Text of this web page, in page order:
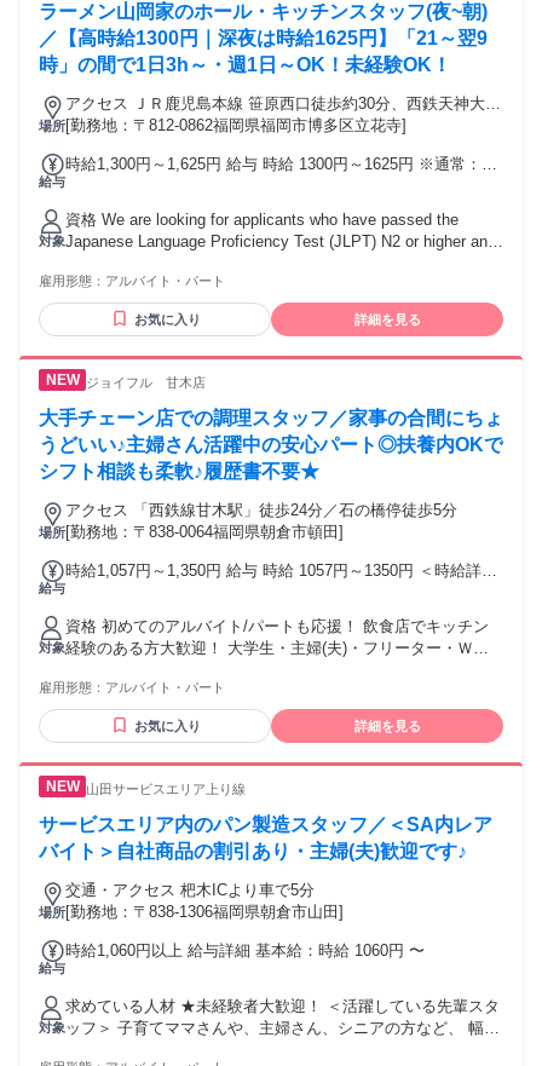
受けたい方など ✦・┈┈┈┈┈ ・✦✦・┈┈┈┈┈ ・✦ ＜✨
下記の経験をお持ちの方歓迎✨＞ ⏩パチンコ・パチスロ店で
の勤務経験 ⏩カフェや居酒屋などの接客販売経験 ⏩サービス
業でのリーダー・店長経験など ✦・┈┈┈┈┈ ・✦✦・
┈┈┈┈┈ ・✦ ＜✨スキルや知識を活かせます✨＞ 接客業、
販売職、サービス業、 アパレル販売、飲食店スタッフ、 ホテ
フ、 レジャー施設、イベントスタッフ、 テーマパークスタッ
ラーメン山岡家のホール・キッチンスタッフ(夜~朝)
／【高時給1300円｜深夜は時給1625円】「21～翌9
時」の間で1日3h～・週1日～OK！未経験OK！
場所
アクセス ＪＲ鹿児島本線 笹原西口徒歩約30分、西鉄天神大牟
田線 雑餉隈徒歩約33分、西鉄天神大牟田線 井尻東口徒歩約37
[勤務地：〒812-0862福岡県福岡市博多区立花寺]
給与
時給1,300円～1,625円 給与 時給 1300円～1625円 ※通常：時
対象
資格 We are looking for applicants who have passed the
Japanese Language Proficiency Test (JLPT) N2 or higher and
語検定2級以上の方） 【職種・業界未経験者歓迎】 ＊学歴不
問 ＊年齢不問 ＊経験不問 ＊資格不問 ＊無資格歓迎 【男性・
女性活躍中】 ＊高校生OK ＊専門・短大・大学生歓迎 ＊フリ
迎！主婦・主夫歓迎 ＊ブランク歓迎（久しぶりのお仕事も
OK） 【こんな方にオススメ】 ＊新しいことにチャレンジし
たい方 ＊私生活と両立したい方 ＊ゆくゆくは正社員として働
きたい方 飲食店スタッフ、ホールスタッフ、 キッチンスタッ
フ、レストランスタッフ、 カフェスタッフ、接客業、サービ
ス業、 受付、調理スタッフ、調理員、給食調理、 調理補助な
どに興味のある方を歓迎します！
雇用形態： アルバイト・パート
お気に入り 詳細を見る
ジョイフル 甘木店
大手チェーン店での調理スタッフ／家事の合間にちょ
うどいい♪主婦さん活躍中の安心パート◎扶養内OKで
シフト相談も柔軟♪履歴書不要★
場所
アクセス 「西鉄線甘木駅」徒歩24分／石の橋停徒歩5分
[勤務地：〒838-0064福岡県朝倉市頓田]
給与
時給1,057円～1,350円 給与 時給 1057円～1350円 ＜時給詳細
1150～1350円 ・18:00～22:00/時給1150～1350円 ・22:00～
24:00/時給1438～1688円 ・0:00～5:00/時給1438～1688円 ・
高校生/時給1057円 ※22:00～翌5:00は深夜割増手当含む
対象
資格 初めてのアルバイト/パートも応援！ 飲食店でキッチン
経験のある方大歓迎！ 大学生・主婦(夫)・フリーター・Ｗワ
は18歳以上 【 こんな方にオススメ！ 】 ・カフェやレストラ
ン、居酒屋など飲食店勤務経験がある方 ・ホール、接客業務
の経験がある方 ・接客業・受付など人と接する仕事が好きな
り新しい職場を探している方 ・ハローワークでお仕事を探し
ている方も歓迎！ 【積極採用中・FC甘木0803】
雇用形態： アルバイト・パート
お気に入り 詳細を見る
山田サービスエリア上り線
サービスエリア内のパン製造スタッフ／＜SA内レア
バイト＞自社商品の割引あり・主婦(夫)歓迎です♪
場所
交通・アクセス 杷木ICより車で5分
[勤務地：〒838-1306福岡県朝倉市山田]
給与
時給1,060円以上 給与詳細 基本給：時給 1060円 〜
対象
求めている人材 ★未経験者大歓迎！ ＜活躍している先輩スタ
ッフ＞ 子育てママさんや、主婦さん、シニアの方など、 幅広